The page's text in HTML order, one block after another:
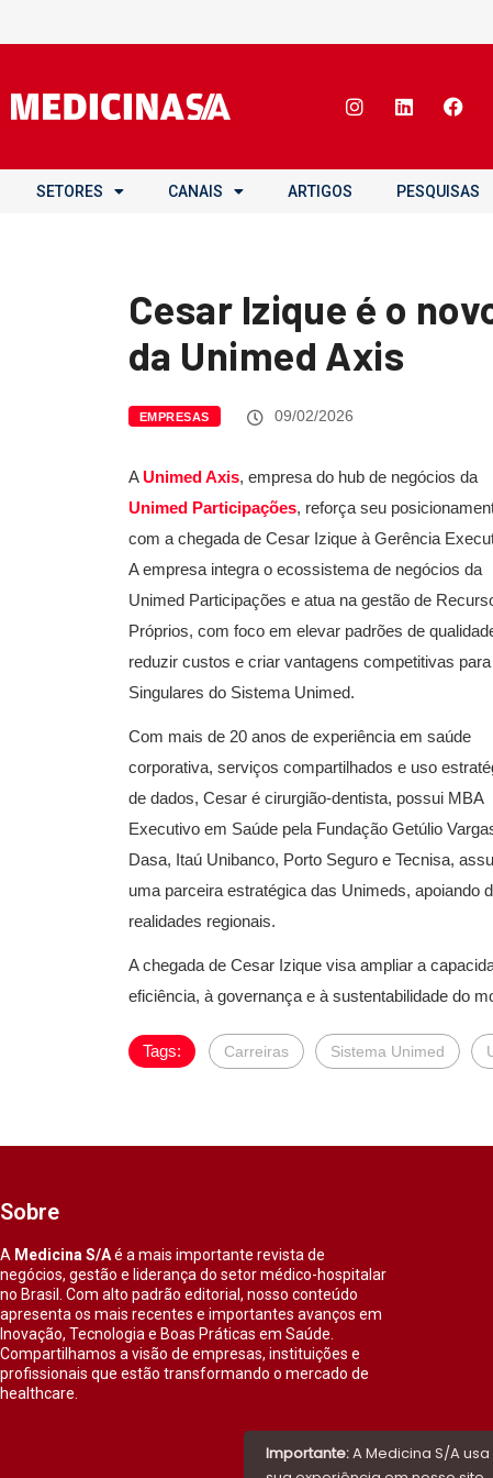
SETORES CANAIS ARTIGOS PESQUISAS
Cesar Izique é o
da Unimed Axis
EMPRESAS 09/02/2026
AUnimed Axis, empresa do hub de negócios da
Unimed Participações, reforça seu
com a chegada de Cesar Izique à Gerência
A empresa integra o ecossistema de negócios da
Unimed Participações e atua na gestão de
Próprios, com foco em elevar padrões de
reduzir custos e criar vantagens competitivas
Singulares do Sistema Unimed.
Com mais de 20 anos de experiência em saúde
corporativa, serviços compartilhados e uso
de dados, Cesar é cirurgião-dentista, possui MBA
Executivo em Saúde pela Fundação Getúlio
Dasa, Itaú Unibanco, Porto Seguro e Tecnisa,
uma parceira estratégica das Unimeds, apoiando
realidades regionais.
A chegada de Cesar Izique visa ampliar a
eficiência, à governança e à sustentabilidade do
Tags: Carreiras Sistema Unimed
Sobre
A Medicina S/Aé a mais importante revista de
negócios, gestão e liderança do setor médico-hospitalar
no Brasil. Com alto padrão editorial, nosso conteúdo
apresenta os mais recentes e importantes avanços em
Inovação, Tecnologia e Boas Práticas em Saúde.
Compartilhamos a visão de empresas, instituições e
profissionais que estão transformando o mercado de
healthcare.
Importante:A Medicina S/A